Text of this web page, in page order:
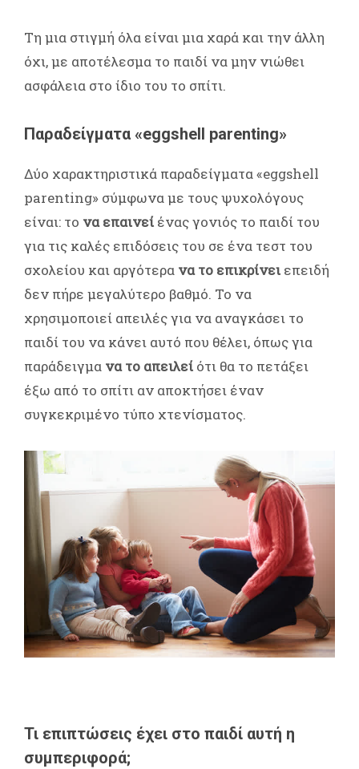
Τη μια στιγμή όλα είναι μια χαρά και την άλλη
όχι, με αποτέλεσμα το παιδί να μην νιώθει
ασφάλεια στο ίδιο του το σπίτι.
Παραδείγματα «eggshell parenting»
Δύο χαρακτηριστικά παραδείγματα «eggshell
parenting» σύμφωνα με τους ψυχολόγους
είναι: το να επαινεί ένας γονιός το παιδί του
για τις καλές επιδόσεις του σε ένα τεστ του
σχολείου και αργότερα να το επικρίνει επειδή
δεν πήρε μεγαλύτερο βαθμό. Το να
χρησιμοποιεί απειλές για να αναγκάσει το
παιδί του να κάνει αυτό που θέλει, όπως για
παράδειγμα να το απειλεί ότι θα το πετάξει
έξω από το σπίτι αν αποκτήσει έναν
συγκεκριμένο τύπο χτενίσματος.
Τι επιπτώσεις έχει στο παιδί αυτή η
συμπεριφορά;